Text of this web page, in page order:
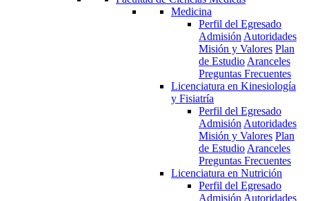
Medicina
Perfil del Egresado
AdmisiónAutoridades
Misión y Valores Plan
de EstudioAranceles
Preguntas Frecuentes
Licenciatura en Kinesiología
y Fisiatría
Perfil del Egresado
AdmisiónAutoridades
Misión y Valores Plan
de EstudioAranceles
Preguntas Frecuentes
Licenciatura en Nutrición
Perfil del Egresado
AdmisiónAutoridades